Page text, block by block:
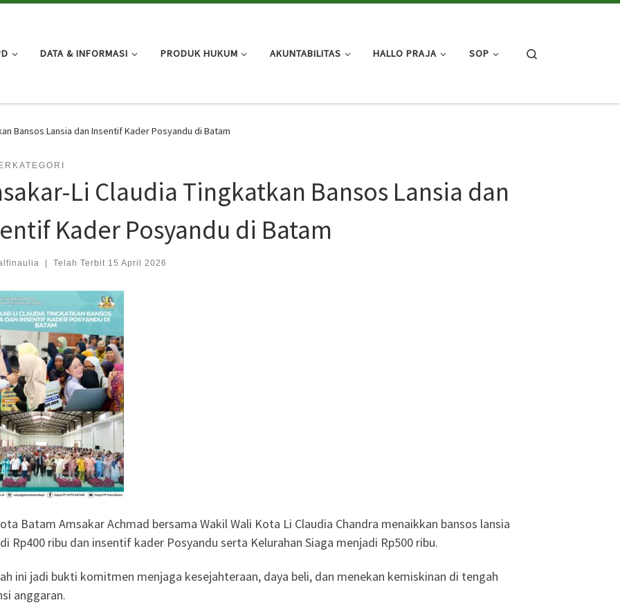
DATA & INFORMASI PRODUK HUKUM AKUNTABILITAS HALLO PRAJA SOP
Bansos Lansia dan Insentif Kader Posyandu di Batam
Li Claudia Tingkatkan Bansos Lansia dan
Kader Posyandu di Batam
Telah Terbit 15 April 2026
Batam Amsakar Achmad bersama Wakil Wali Kota Li Claudia Chandra menaikkan bansos lansia
Rp400 ribu dan insentif kader Posyandu serta Kelurahan Siaga menjadi Rp500 ribu.
ini jadi bukti komitmen menjaga kesejahteraan, daya beli, dan menekan kemiskinan di tengah
anggaran.